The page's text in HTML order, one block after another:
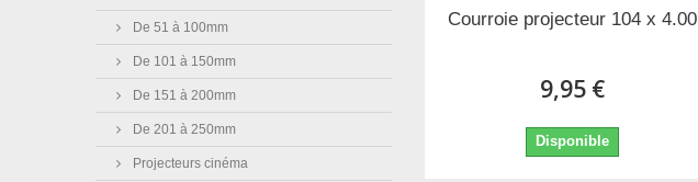
De 51 à 100mm
De 101 à 150mm
De 151 à 200mm
De 201 à 250mm
Projecteurs cinéma
Courroie projecteur 104 x 4.00
9,95 €
Disponible